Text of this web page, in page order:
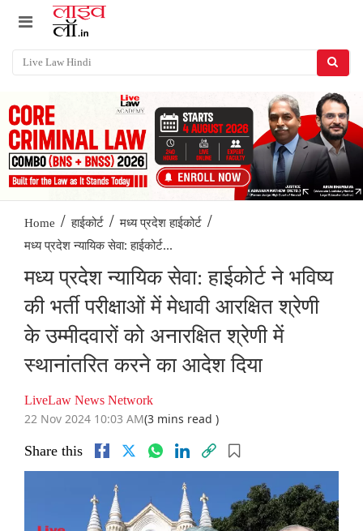
Home / हाईकोर्ट / मध्य प्रदेश हाईकोर्ट /
मध्य प्रदेश न्यायिक सेवा: हाईकोर्ट...
मध्य प्रदेश न्यायिक सेवा: हाईकोर्ट ने भविष्य
की भर्ती परीक्षाओं में मेधावी आरक्षित श्रेणी
के उम्मीदवारों को अनारक्षित श्रेणी में
स्थानांतरित करने का आदेश दिया
LiveLaw News Network
22 Nov 2024 10:03 AM(3 mins read )
Share this